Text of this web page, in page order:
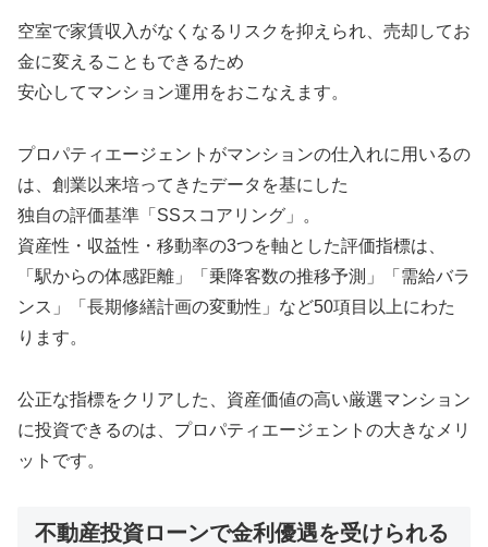
空室で家賃収入がなくなるリスクを抑えられ、売却してお
金に変えることもできるため
安心してマンション運用をおこなえます。
プロパティエージェントがマンションの仕入れに用いるの
は、創業以来培ってきたデータを基にした
独自の評価基準「SSスコアリング」。
資産性・収益性・移動率の3つを軸とした評価指標は、
「駅からの体感距離」「乗降客数の推移予測」「需給バラ
ンス」「長期修繕計画の変動性」など50項目以上にわた
ります。
公正な指標をクリアした、資産価値の高い厳選マンション
に投資できるのは、プロパティエージェントの大きなメリ
ットです。
不動産投資ローンで金利優遇を受けられる